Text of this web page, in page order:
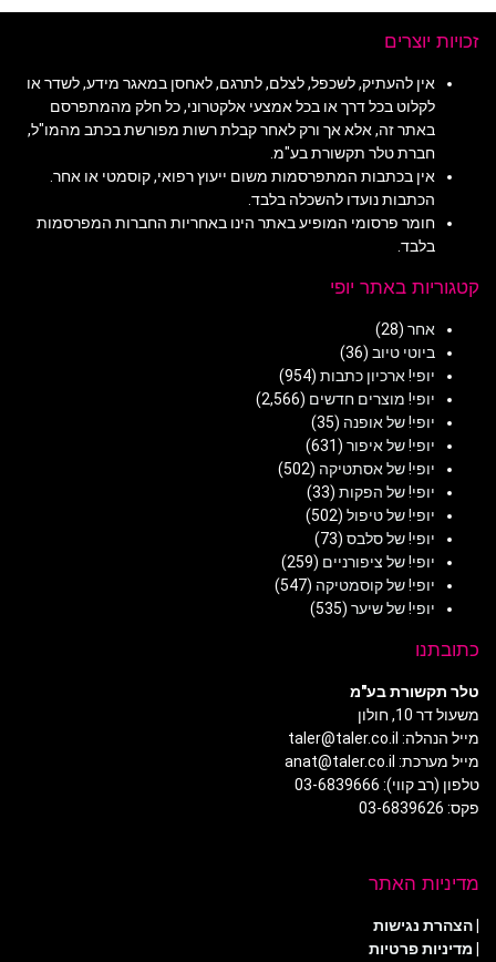
זכויות יוצרים
אין להעתיק, לשכפל, לצלם, לתרגם, לאחסן במאגר מידע, לשדר או
לקלוט בכל דרך או בכל אמצעי אלקטרוני, כל חלק מהמתפרסם
באתר זה, אלא אך ורק לאחר קבלת רשות מפורשת בכתב מהמו"ל,
חברת טלר תקשורת בע"מ.
אין בכתבות המתפרסמות משום ייעוץ רפואי, קוסמטי או אחר.
הכתבות נועדו להשכלה בלבד.
חומר פרסומי המופיע באתר הינו באחריות החברות המפרסמות
בלבד.
קטגוריות באתר יופי
אחר (28)
ביוטי טיוב (36)
יופי! ארכיון כתבות (954)
יופי! מוצרים חדשים (2,566)
יופי! של אופנה (35)
יופי! של איפור (631)
יופי! של אסתטיקה (502)
יופי! של הפקות (33)
יופי! של טיפול (502)
יופי! של סלבס (73)
יופי! של ציפורניים (259)
יופי! של קוסמטיקה (547)
יופי! של שיער (535)
כתובתנו
טלר תקשורת בע"מ
משעול דר 10, חולון
מייל הנהלה: taler@taler.co.il
מייל מערכת: anat@taler.co.il
טלפון (רב קווי): 03-6839666
פקס: 03-6839626
מדיניות האתר
הצהרת נגישות
מדיניות פרטיות